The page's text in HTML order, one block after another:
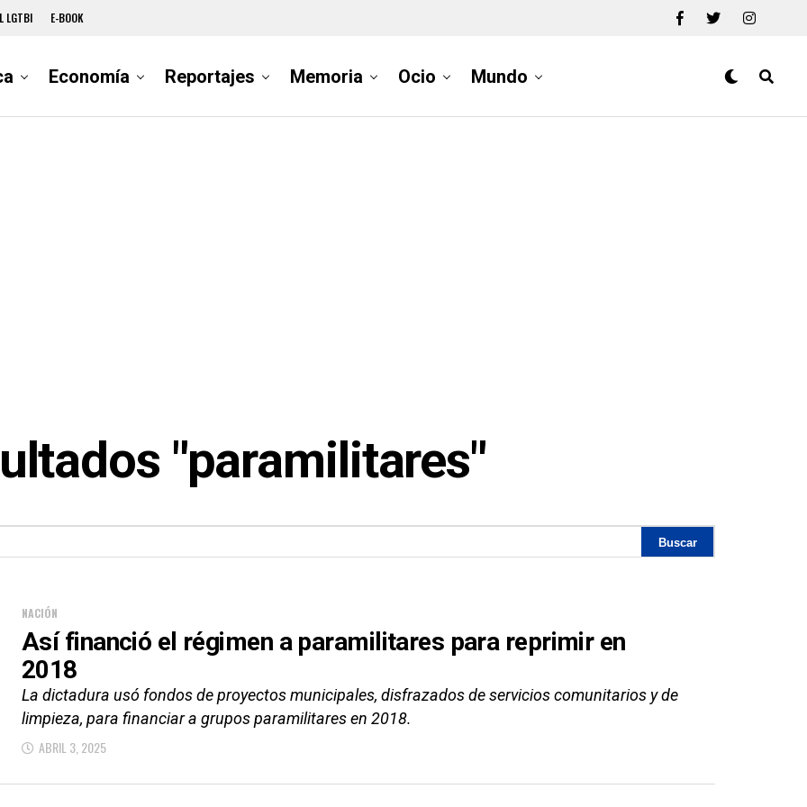
LGTBI E-BOOK
Economía Reportajes Memoria Ocio Mundo
"paramilitares"
NACIÓN
Así financió el régimen a paramilitares para reprimir en
2018
La dictadura usó fondos de proyectos municipales, disfrazados de servicios comunitarios y de
limpieza, para financiar a grupos paramilitares en 2018.
ABRIL 3, 2025